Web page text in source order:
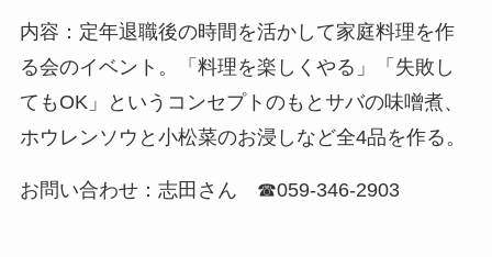
内容：定年退職後の時間を活かして家庭料理を作
る会のイベント。「料理を楽しくやる」「失敗し
てもOK」というコンセプトのもとサバの味噌煮、
ホウレンソウと小松菜のお浸しなど全4品を作る。
お問い合わせ：志田さん ☎059-346-2903